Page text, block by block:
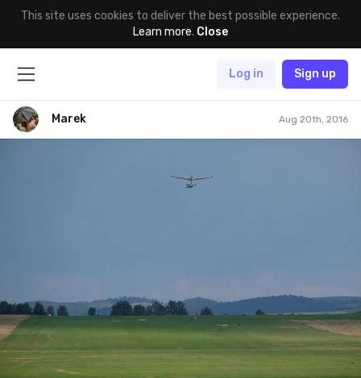
This site uses cookies to deliver the best possible experience.
Learn more. Close
Log in Sign up
Marek Aug 20th, 2016